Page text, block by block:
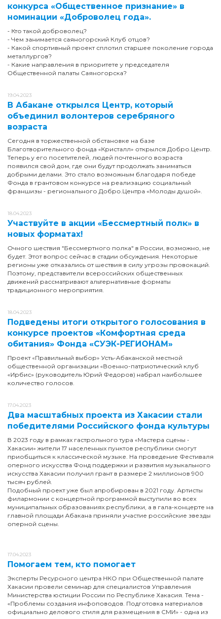
конкурса «Общественное признание» в
номинации «Доброволец года».
- Кто такой доброволец?
- Чем занимается саяногорский Клуб отцов?
- Какой спортивный проект сплотил старшее поколение города
металлургов?
- Какие направления в приоритете у председателя
Общественной палаты Саяногорска?
19.04.2023
В Абакане открылся Центр, который
объединил волонтеров серебряного
возраста
Сегодня в торжественной обстановке на базе
Благотворительного фонда «Кристалл» открылся Добро.Центр.
Теперь у его посетителей, людей почтенного возраста
появился свой дом, где они будут продолжать заниматься
добрыми делами. Это стало возможным благодаря победе
Фонда в грантовом конкурсе на реализацию социальный
франшизы - регионального Добро.Центра «Молоды душой».
18.04.2023
Участвуйте в акции «Бессмертный полк» в
новых форматах!
Очного шествия "Бессмертного полка" в России, возможно, не
будет. Этот вопрос сейчас в стадии обсуждения. Некоторые
регионы уже отказались от шествия в силу угрозы провокаций.
Поэтому, представители всероссийских общественных
движений рассматривают альтернативные форматы
традиционного мероприятия.
18.04.2023
Подведены итоги открытого голосования в
конкурсе проектов «Комфортная среда
обитания» Фонда «СУЭК-РЕГИОНАМ»
Проект «Правильный выбор» Усть-Абаканской местной
общественной организации «Военно-патриотический клуб
«Ирбис» (руководитель Юрий Федоров) набрал наибольшее
количество голосов.
17.04.2023
Два масштабных проекта из Хакасии стали
победителями Российского фонда культуры
В 2023 году в рамках гастрольного тура «Мастера сцены -
Хакасии» жители 17 населенных пунктов республики смогут
приобщиться к классической музыке. На проведение Фестиваля
оперного искусства Фонд поддержки и развития музыкального
искусства Хакасии получил грант в размере 2 миллионов 900
тысяч рублей.
Подобный проект уже был апробирован в 2021 году. Артисты
филармонии с концертной программой выступили во всех
муниципальных образованиях республики, а в гала-концерте на
главной площади Абакана приняли участие российские звезды
оперной сцены.
17.04.2023
Помогаем тем, кто помогает
Эксперты Ресурсного центра НКО при Общественной палате
Хакасии провели семинар для специалистов Управления
Министерства юстиции России по Республике Хакасия. Тема -
«Проблемы создания инфоповодов. Подготовка материалов
официально делового стиля для размещения в СМИ» - одна из